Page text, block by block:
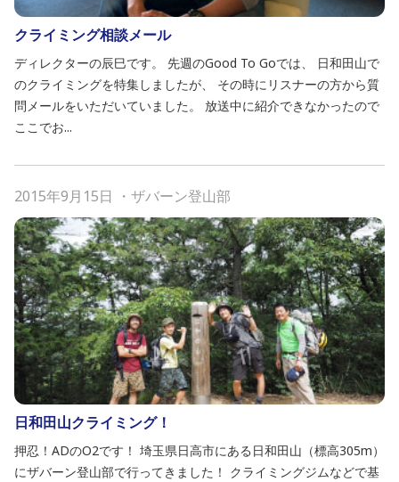
クライミング相談メール
ディレクターの辰巳です。 先週のGood To Goでは、 日和田山で
のクライミングを特集しましたが、 その時にリスナーの方から質
問メールをいただいていました。 放送中に紹介できなかったので
ここでお...
2015年9月15日 ・ ザバーン登山部
日和田山クライミング！
押忍！ADのO2です！ 埼玉県日高市にある日和田山（標高305m）
にザバーン登山部で行ってきました！ クライミングジムなどで基